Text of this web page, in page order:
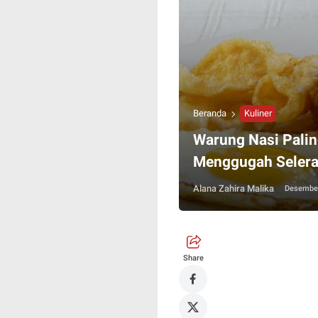
Beranda Kuliner
Warung Nasi
Menggugah Selera
Alana Zahira Malika
Share